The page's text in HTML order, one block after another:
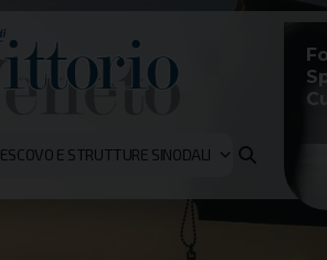
E STRUTTURE SINODALI